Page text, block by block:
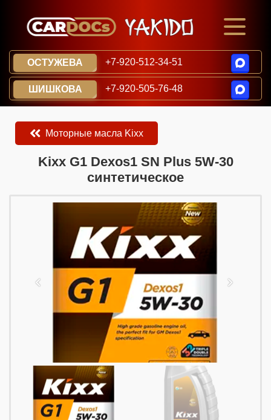
ОСТУЖЕВА +7-920-512-34-51
ШИШКОВА +7-920-505-76-48
Моторные масла Kixx
​​​​Kixx G1 Dexos1 SN Plus 5W-30
синтетическое